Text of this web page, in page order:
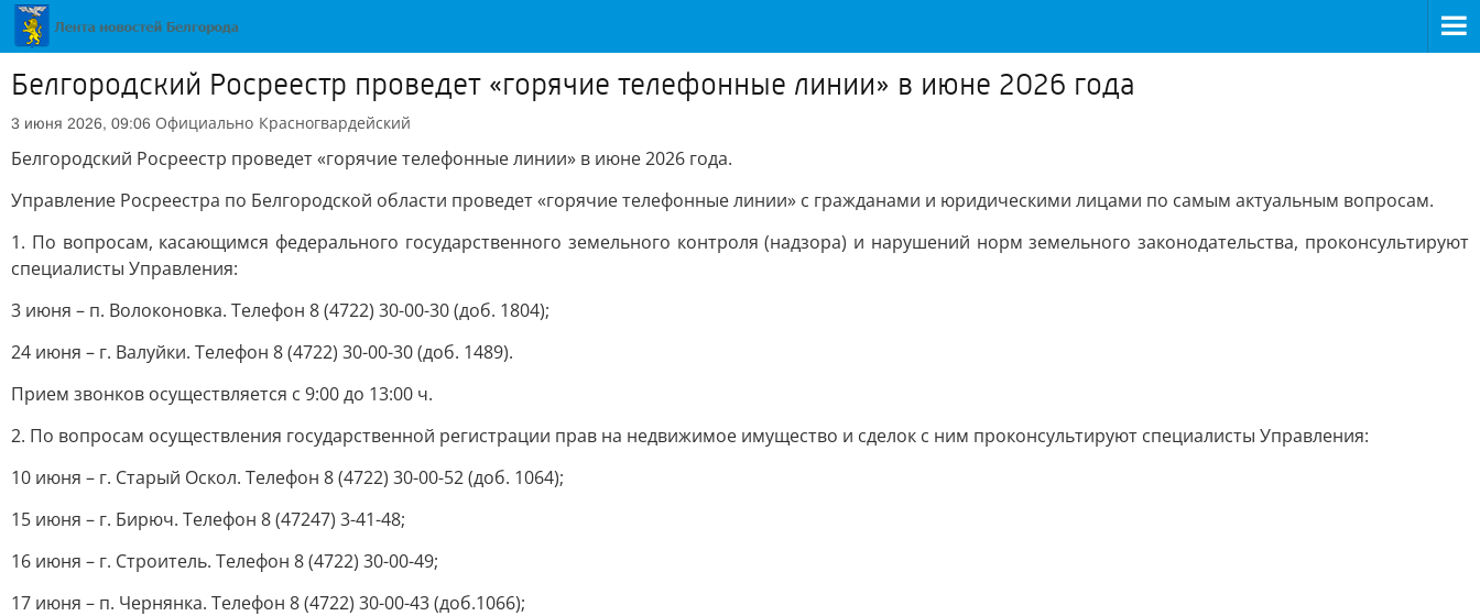
Белгородский Росреестр проведет «горячие телефонные линии» в июне 2026 года
3 июня 2026, 09:06 Официально Красногвардейский
Белгородский Росреестр проведет «горячие телефонные линии» в июне 2026 года.
Управление Росреестра по Белгородской области проведет «горячие телефонные линии» с гражданами и юридическими лицами по самым актуальным вопросам.
1. По вопросам, касающимся федерального государственного земельного контроля (надзора) и нарушений норм земельного законодательства, проконсультируют
специалисты Управления:
3 июня – п. Волоконовка. Телефон 8 (4722) 30-00-30 (доб. 1804);
24 июня – г. Валуйки. Телефон 8 (4722) 30-00-30 (доб. 1489).
Прием звонков осуществляется с 9:00 до 13:00 ч.
2. По вопросам осуществления государственной регистрации прав на недвижимое имущество и сделок с ним проконсультируют специалисты Управления:
10 июня – г. Старый Оскол. Телефон 8 (4722) 30-00-52 (доб. 1064);
15 июня – г. Бирюч. Телефон 8 (47247) 3-41-48;
16 июня – г. Строитель. Телефон 8 (4722) 30-00-49;
17 июня – п. Чернянка. Телефон 8 (4722) 30-00-43 (доб.1066);